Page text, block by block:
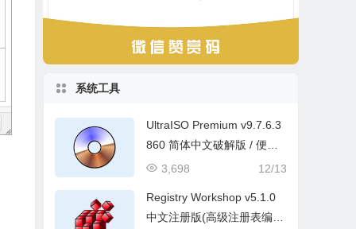
系统工具
UltraISO Premium v9.7.6.3
860 简体中文破解版 / 便携
版(光盘映像编辑工具)
12/13
3,698
Registry Workshop v5.1.0
中文注册版(高级注册表编辑